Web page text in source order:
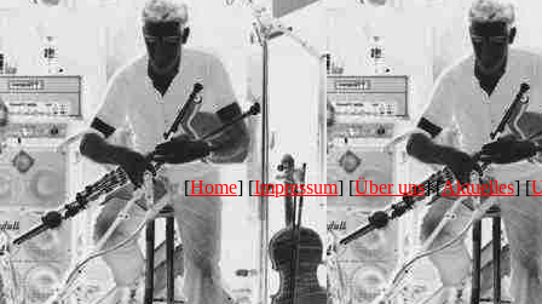
[Home] [Impressum] [Über uns] [Aktuelles] [